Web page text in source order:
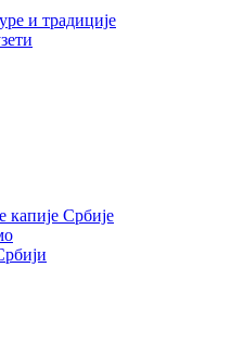
и традиције
капије Србије